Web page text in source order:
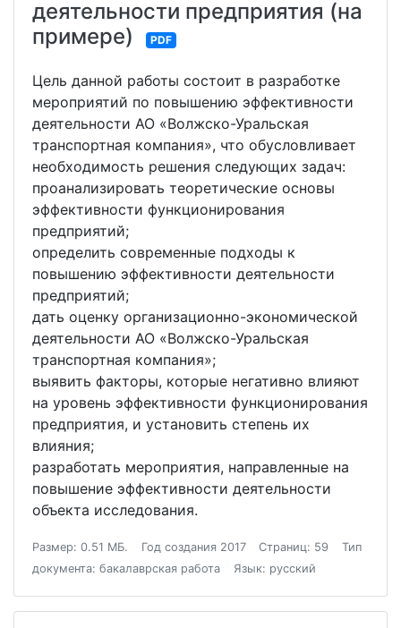
деятельности предприятия (на
примере)
PDF
Цель данной работы состоит в разработке
мероприятий по повышению эффективности
деятельности АО «Волжско-Уральская
транспортная компания», что обусловливает
необходимость решения следующих задач:
проанализировать теоретические основы
эффективности функционирования
предприятий;
определить современные подходы к
повышению эффективности деятельности
предприятий;
дать оценку организационно-экономической
деятельности АО «Волжско-Уральская
транспортная компания»;
выявить факторы, которые негативно влияют
на уровень эффективности функционирования
предприятия, и установить степень их
влияния;
разработать мероприятия, направленные на
повышение эффективности деятельности
объекта исследования.
Размер: 0.51 МБ. Год создания 2017 Страниц: 59
Тип
документа: бакалаврская работа
Язык: русский